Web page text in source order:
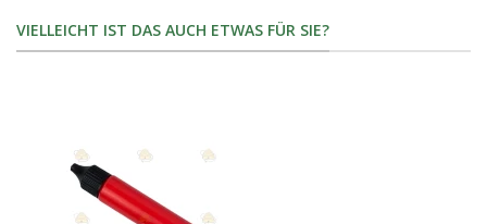
VIELLEICHT IST DAS AUCH ETWAS FÜR SIE?